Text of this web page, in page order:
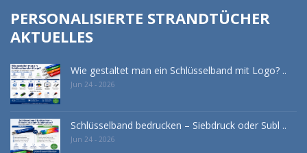
PERSONALISIERTE STRANDTÜCHER
AKTUELLES
Wie gestaltet man ein Schlüsselband mit Logo? ..
Jun 24 - 2026
Schlüsselband bedrucken – Siebdruck oder Subl ..
Jun 24 - 2026